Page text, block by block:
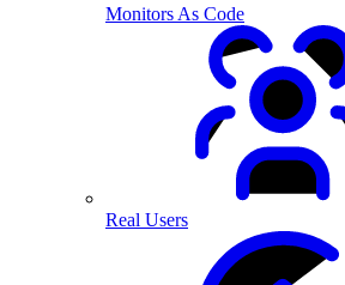
Monitors As Code
Real Users